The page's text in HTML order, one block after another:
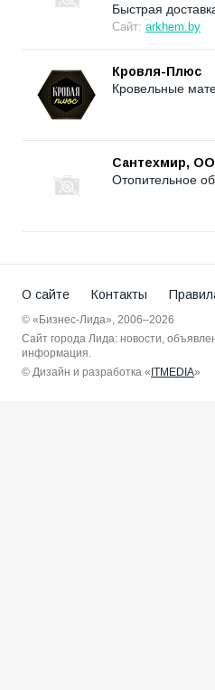
Быстрая
Сайт: arkhem.by
Кровля-Плюс
Кровельные
Сантехмир,
Отопительное
О сайте Контакты
© «Бизнес-Лида», 2006–2026
Сайт города Лида: новости,
информация.
© Дизайн и разработка « ITMEDIA»